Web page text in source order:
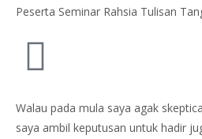
Peserta Seminar Rahsia Tulisan
Walau pada mula saya agak
saya ambil keputusan untuk hadir